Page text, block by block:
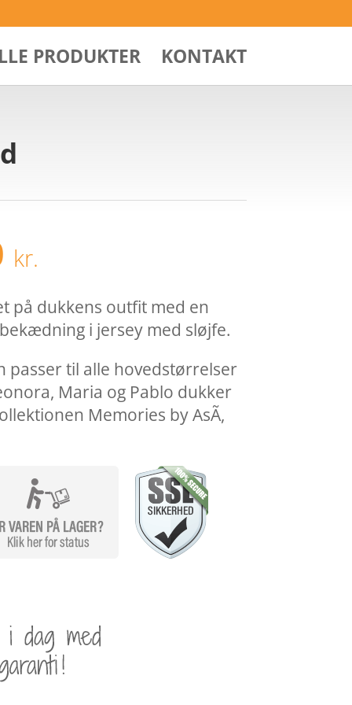
PRODUKTER KONTAKT
kr..
kr.
pris
er:
20,00 kr..
på dukkens outfit med en
i jersey med sløjfe.
passer til alle hovedstørrelser
Maria og Pablo dukker
Memories by AsÃ­,